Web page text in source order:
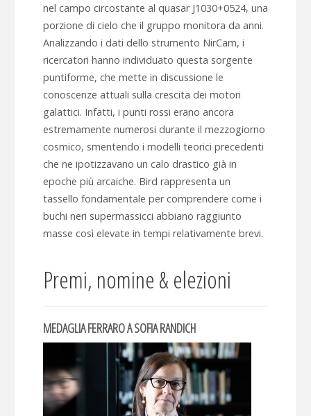
nel campo circostante al quasar J1030+0524, una
porzione di cielo che il gruppo monitora da anni.
Analizzando i dati dello strumento NirCam, i
ricercatori hanno individuato questa sorgente
puntiforme, che mette in discussione le
conoscenze attuali sulla crescita dei motori
galattici. Infatti, i punti rossi erano ancora
estremamente numerosi durante il mezzogiorno
cosmico, smentendo i modelli teorici precedenti
che ne ipotizzavano un calo drastico già in
epoche più arcaiche. Bird rappresenta un
tassello fondamentale per comprendere come i
buchi neri supermassicci abbiano raggiunto
masse così elevate in tempi relativamente brevi.
Premi, nomine & elezioni
MEDAGLIA FERRARO A SOFIA RANDICH